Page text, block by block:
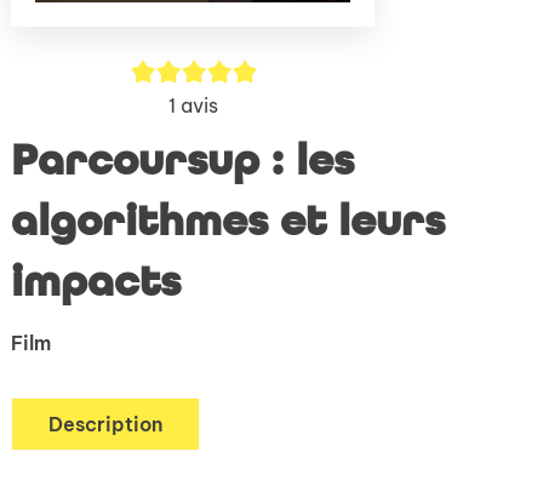
5/5
1 avis
Parcoursup : les
algorithmes et leurs
impacts
Film
Description